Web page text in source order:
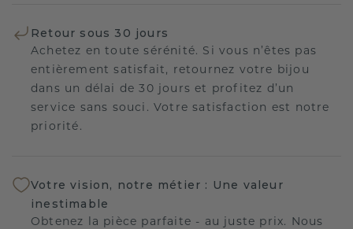
Retour sous 30 jours
Achetez en toute sérénité. Si vous n’êtes pas
entièrement satisfait, retournez votre bijou
dans un délai de 30 jours et profitez d’un
service sans souci. Votre satisfaction est notre
priorité.
Votre vision, notre métier : Une valeur
inestimable
Obtenez la pièce parfaite - au juste prix. Nous